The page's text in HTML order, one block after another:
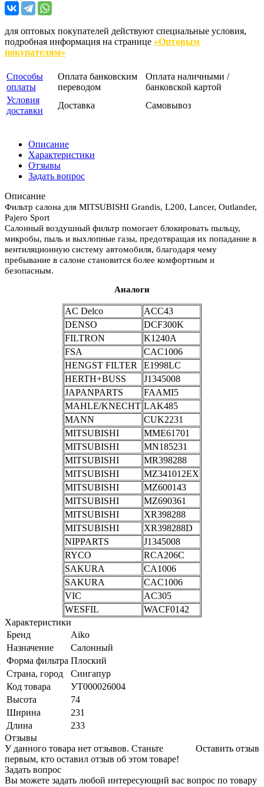
для оптовых покупателей действуют специальные условия,
подробная информация на странице «Оптовым
покупателям»
Способы
оплаты
Оплата банковским
переводом
Оплата наличными /
банковской картой
Условия
доставки
Доставка Самовывоз
Описание
Характеристики
Отзывы
Задать вопрос
Описание
Фильтр салона для MITSUBISHI Grandis, L200, Lancer, Outlander,
Pajero Sport
Салонный воздушный фильтр помогает блокировать пыльцу,
микробы, пыль и выхлопные газы, предотвращая их попадание в
вентиляционную систему автомобиля, благодаря чему
пребывание в салоне становится более комфортным и
безопасным.
Аналоги
AC Delco
ACC43
DENSO
DCF300K
FILTRON
K1240A
FSA
CAC1006
HENGST FILTER
E1998LC
HERTH+BUSS
J1345008
JAPANPARTS
FAAMI5
MAHLE/KNECHT LAK485
MANN
CUK2231
MITSUBISHI
MME61701
MITSUBISHI
MN185231
MITSUBISHI
MR398288
MITSUBISHI
MZ341012EX
MITSUBISHI
MZ600143
MITSUBISHI
MZ690361
MITSUBISHI
XR398288
MITSUBISHI
XR398288D
NIPPARTS
J1345008
RYCO
RCA206C
SAKURA
CA1006
SAKURA
CAC1006
VIC
AC305
WESFIL
WACF0142
Характеристики
Бренд
Aiko
Назначение
Салонный
Форма фильтра Плоский
Страна, город
Сингапур
Код товара
УТ000026004
Высота
74
Ширина
231
Длина
233
Отзывы
Оставить отзыв
У данного товара нет отзывов. Станьте
первым, кто оставил отзыв об этом товаре!
Задать вопрос
Вы можете задать любой интересующий вас вопрос по товару